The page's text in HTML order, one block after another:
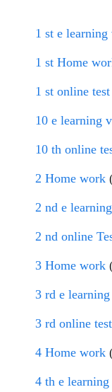
1 st e learning
1 st Home
1 st online test
10 e learning
10 th online
2 Home work
2 nd e learning
2 nd online
3 Home work
3 rd e
3 rd online test
4 Home work
4 th e